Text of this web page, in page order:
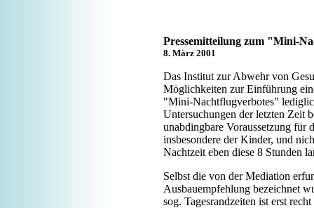
Pressemitteilung zum "Mini-
8. März 2001
Das Institut zur Abwehr von
Möglichkeiten zur Einführung
"Mini-Nachtflugverbotes"
Untersuchungen der letzten Zeit
unabdingbare Voraussetzung für
insbesondere der Kinder, und
Nachtzeit eben diese 8 Stunden
Selbst die von der Mediation
Ausbauempfehlung bezeichnet
sog. Tagesrandzeiten ist erst